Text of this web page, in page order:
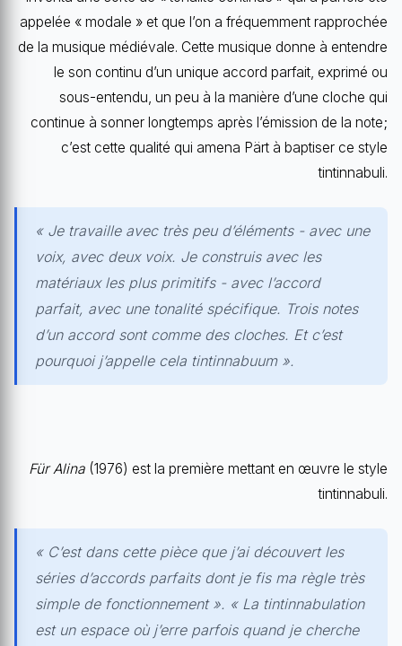
appelée « modale » et que l’on a fréquemment rapprochée
de la musique médiévale. Cette musique donne à entendre
le son continu d’un unique accord parfait, exprimé ou
sous-entendu, un peu à la manière d’une cloche qui
continue à sonner longtemps après l’émission de la note;
c’est cette qualité qui amena Pärt à baptiser ce style
tintinnabuli.
« Je travaille avec très peu d’éléments - avec une
voix, avec deux voix. Je construis avec les
matériaux les plus primitifs - avec l’accord
parfait, avec une tonalité spécifique. Trois notes
d’un accord sont comme des cloches. Et c’est
pourquoi j’appelle cela tintinnabuum ».
Für Alina (1976) est la première mettant en œuvre le style
tintinnabuli.
« C’est dans cette pièce que j’ai découvert les
séries d’accords parfaits dont je fis ma règle très
simple de fonctionnement ». « La tintinnabulation
est un espace où j’erre parfois quand je cherche